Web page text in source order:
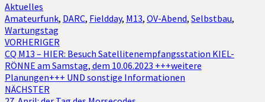
Aktuelles
Amateurfunk, DARC, Fieldday, M13, OV-Abend, Selbstbau,
Wartungstag
Beitragsnavigation
VORHERIGER
CQ M13 – HIER: Besuch Satellitenempfangsstation KIEL-
RÖNNE am Samstag, dem 10.06.2023 +++weitere
Planungen+++ UND sonstige Informationen
NÄCHSTER